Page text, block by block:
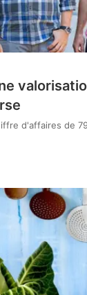
d'affaires de